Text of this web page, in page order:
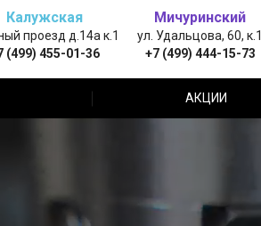
Калужская
проезд д.14а к.1
(499) 455-01-36
Мичуринский
ул. Удальцова, 60, к.1
+7 (499) 444-15-73
АКЦИИ